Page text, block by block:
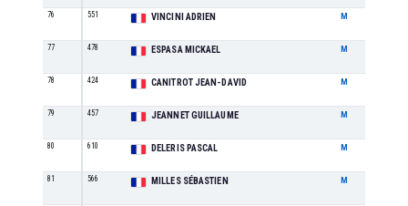
76 551 VINCINI ADRIEN M
77 478 ESPASA MICKAEL M
78 424 CANITROT JEAN-DAVID M
79 457 JEANNET GUILLAUME M
80 610 DELERIS PASCAL M
81 566 MILLES SÉBASTIEN M